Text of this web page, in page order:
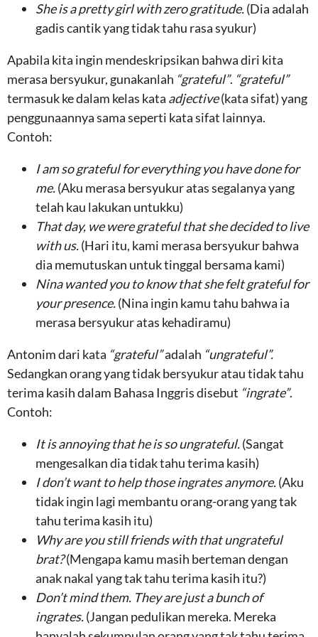
She is a pretty girl with zero gratitude.(Dia adalah
gadis cantik yang tidak tahu rasa syukur)
Apabila kita ingin mendeskripsikan bahwa diri kita
merasa bersyukur, gunakanlah “grateful”. “grateful”
termasuk ke dalam kelas kata adjective(kata sifat) yang
penggunaannya sama seperti kata sifat lainnya.
Contoh:
I am so grateful for everything you have done for
me.(Aku merasa bersyukur atas segalanya yang
telah kau lakukan untukku)
That day, we were grateful that she decided to live
with us.(Hari itu, kami merasa bersyukur bahwa
dia memutuskan untuk tinggal bersama kami)
Nina wanted you to know that she felt grateful for
your presence.(Nina ingin kamu tahu bahwa ia
merasa bersyukur atas kehadiramu)
Antonim dari kata “grateful”adalah “ungrateful”.
Sedangkan orang yang tidak bersyukur atau tidak tahu
terima kasih dalam Bahasa Inggris disebut “ingrate”.
Contoh:
It is annoying that he is so ungrateful.(Sangat
mengesalkan dia tidak tahu terima kasih)
I don’t want to help those ingrates anymore.(Aku
tidak ingin lagi membantu orang-orang yang tak
tahu terima kasih itu)
Why are you still friends with that ungrateful
brat?(Mengapa kamu masih berteman dengan
anak nakal yang tak tahu terima kasih itu?)
Don’t mind them. They are just a bunch of
ingrates.(Jangan pedulikan mereka. Mereka